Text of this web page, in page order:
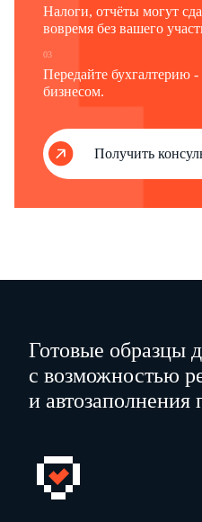
Налоги, отчёты могут
вовремя без вашего
03
Передайте бухгалтерию -
бизнесом.
Получить
Готовые образцы
с возможностью
и автозаполнения